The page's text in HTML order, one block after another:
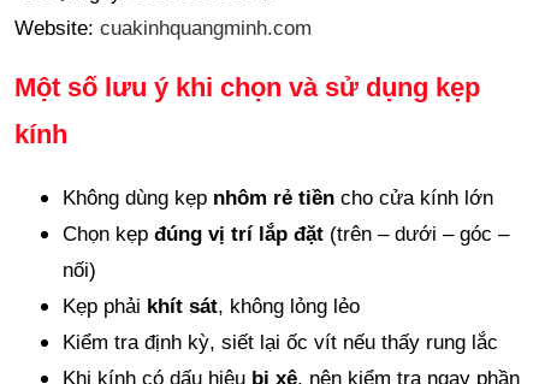
Website: cuakinhquangminh.com
Một số lưu ý khi chọn và sử dụng kẹp
kính
Không dùng kẹp nhôm rẻ tiền cho cửa kính lớn
Chọn kẹp đúng vị trí lắp đặt (trên – dưới – góc –
nối)
Kẹp phải khít sát, không lỏng lẻo
Kiểm tra định kỳ, siết lại ốc vít nếu thấy rung lắc
Khi kính có dấu hiệu bị xệ, nên kiểm tra ngay phần